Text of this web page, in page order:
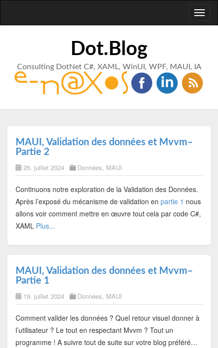
Dot.Blog
Consulting DotNet C#, XAML, WinUI, WPF, MAUI, IA
MAUI, Validation des données et Mvvm–
Partie 2
26. juillet 2024 Données, MAUI
Continuons notre exploration de la Validation des Données.
Après l’exposé du mécanisme de validation en partie 1 nous
allons voir comment mettre en œuvre tout cela par code C#,
XAML Plus...
MAUI, Validation des données et Mvvm–
Partie 1
19. juillet 2024 Données, MAUI
Comment valider les données ? Quel retour visuel donner à
l’utilisateur ? Le tout en respectant Mvvm ? Tout un
programme ! A suivre tout de suite sur votre blog préféré…